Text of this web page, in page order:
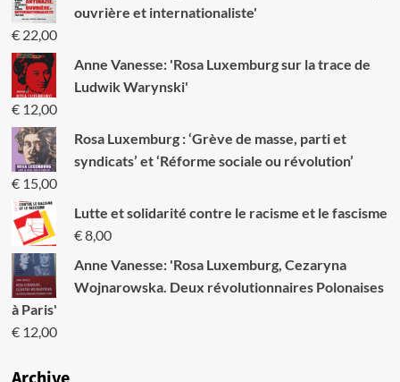
de
mouvement
à
Comment
la
elle?
ouvrière et internationaliste'
€22,00
Anne Vanesse: 'Rosa Luxemburg sur la trace de
Ludwik Warynski'
€12,00
Rosa Luxemburg : ‘Grève de masse, parti et
syndicats’ et ‘Réforme sociale ou révolution’
€15,00
Lutte et solidarité contre le racisme et le fascisme
€8,00
Anne Vanesse: 'Rosa Luxemburg, Cezaryna
Wojnarowska. Deux révolutionnaires Polonaises
à Paris'
€12,00